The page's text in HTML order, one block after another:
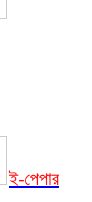
ই-পেপার